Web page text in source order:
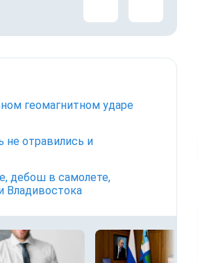
геомагнитном ударе
не отравились и
дебош в самолете,
Владивостока